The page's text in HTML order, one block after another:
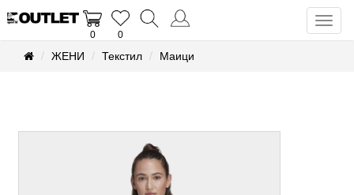
0 0
ЖЕНИ Текстил Маици